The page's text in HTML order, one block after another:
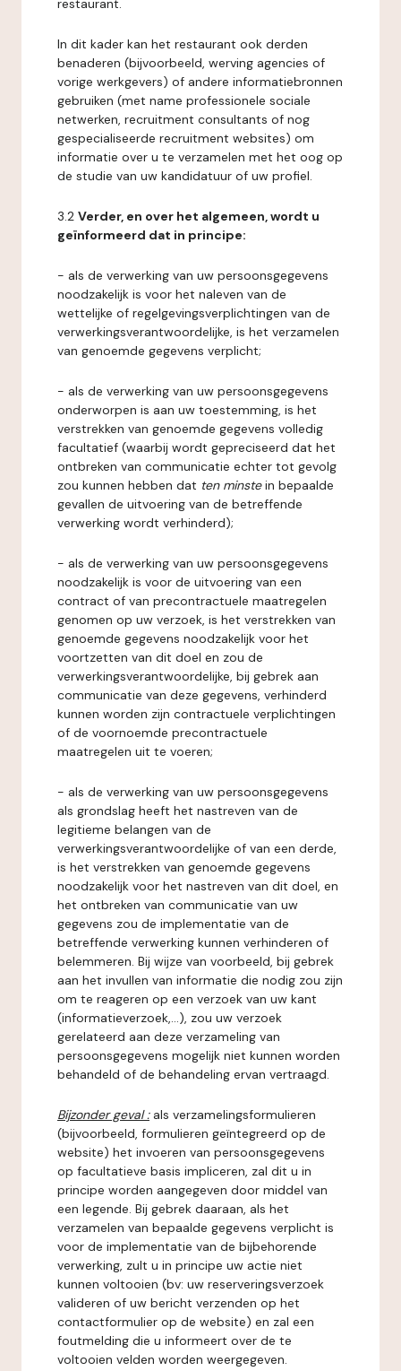
restaurant.
In dit kader kan het restaurant ook derden
benaderen (bijvoorbeeld, werving agencies of
vorige werkgevers) of andere informatiebronnen
gebruiken (met name professionele sociale
netwerken, recruitment consultants of nog
gespecialiseerde recruitment websites) om
informatie over u te verzamelen met het oog op
de studie van uw kandidatuur of uw profiel.
3.2 Verder, en over het algemeen, wordt u
geïnformeerd dat in principe:
- als de verwerking van uw persoonsgegevens
noodzakelijk is voor het naleven van de
wettelijke of regelgevingsverplichtingen van de
verwerkingsverantwoordelijke, is het verzamelen
van genoemde gegevens verplicht;
- als de verwerking van uw persoonsgegevens
onderworpen is aan uw toestemming, is het
verstrekken van genoemde gegevens volledig
facultatief (waarbij wordt gepreciseerd dat het
ontbreken van communicatie echter tot gevolg
zou kunnen hebben dat ten minstein bepaalde
gevallen de uitvoering van de betreffende
verwerking wordt verhinderd);
- als de verwerking van uw persoonsgegevens
noodzakelijk is voor de uitvoering van een
contract of van precontractuele maatregelen
genomen op uw verzoek, is het verstrekken van
genoemde gegevens noodzakelijk voor het
voortzetten van dit doel en zou de
verwerkingsverantwoordelijke, bij gebrek aan
communicatie van deze gegevens, verhinderd
kunnen worden zijn contractuele verplichtingen
of de voornoemde precontractuele
maatregelen uit te voeren;
- als de verwerking van uw persoonsgegevens
als grondslag heeft het nastreven van de
legitieme belangen van de
verwerkingsverantwoordelijke of van een derde,
is het verstrekken van genoemde gegevens
noodzakelijk voor het nastreven van dit doel, en
het ontbreken van communicatie van uw
gegevens zou de implementatie van de
betreffende verwerking kunnen verhinderen of
belemmeren. Bij wijze van voorbeeld, bij gebrek
aan het invullen van informatie die nodig zou zijn
om te reageren op een verzoek van uw kant
(informatieverzoek,...), zou uw verzoek
gerelateerd aan deze verzameling van
persoonsgegevens mogelijk niet kunnen worden
behandeld of de behandeling ervan vertraagd.
Bijzonder geval : als verzamelingsformulieren
(bijvoorbeeld, formulieren geïntegreerd op de
website) het invoeren van persoonsgegevens
op facultatieve basis impliceren, zal dit u in
principe worden aangegeven door middel van
een legende. Bij gebrek daaraan, als het
verzamelen van bepaalde gegevens verplicht is
voor de implementatie van de bijbehorende
verwerking, zult u in principe uw actie niet
kunnen voltooien (bv: uw reserveringsverzoek
valideren of uw bericht verzenden op het
contactformulier op de website) en zal een
foutmelding die u informeert over de te
voltooien velden worden weergegeven.